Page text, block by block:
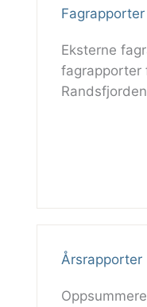
Fagrapporter
Eksterne
fagrapporter
Årsrapporter